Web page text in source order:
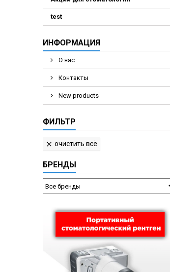
test
ИНФОРМАЦИЯ
О нас
Контакты
New products
ФИЛЬТР
 очистить всё
БРЕНДЫ